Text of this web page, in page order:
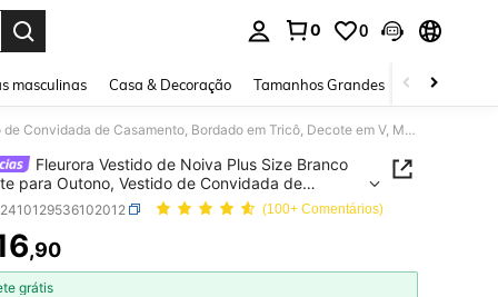
0 0
masculinas Casa & Decoração Tamanhos Grandes Joias e
Fleurora Vestido de Noiva Plus Size Branco Elegante para Outono, Vestido de Convidada de Casamento, Bordado em Tricô, Decote em V, Manga Bufante, Contraste de Tule, Midi Lápis
Fleurora Vestido de Noiva Plus Size Branco
para Outono, Vestido de Convidada de
Bordado em Tricô, Decote em V, Manga
Contraste de Tule, Midi Lápis
(100+ Comentários)
AND AVAILABILITY
,90
grátis